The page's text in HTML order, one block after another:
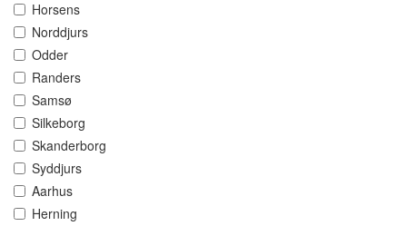
Horsens
Norddjurs
Odder
Randers
Samsø
Silkeborg
Skanderborg
Syddjurs
Aarhus
Herning